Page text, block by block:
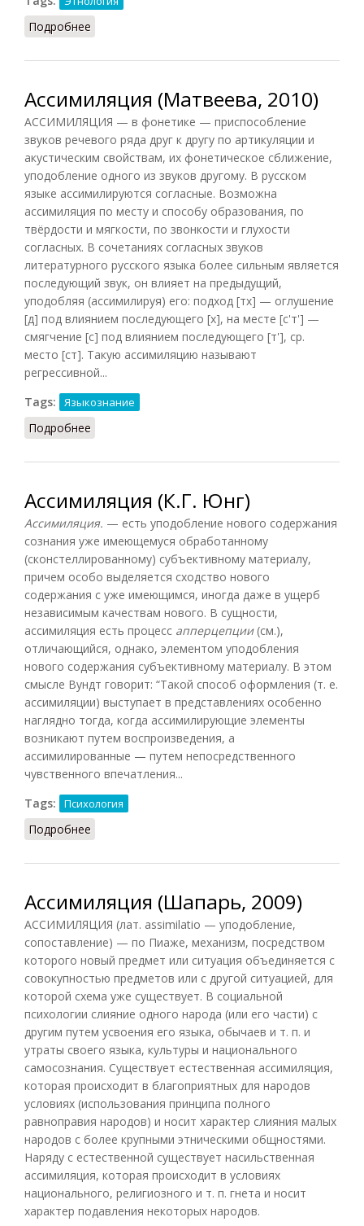
Подробнее
Ассимиляция (Матвеева, 2010)
АССИМИЛЯЦИЯ — в фонетике — приспособление
звуков речевого ряда друг к другу по артикуляции и
акустическим свойствам, их фонетическое сближение,
уподобление одного из звуков другому. В русском
языке ассимилируются согласные. Возможна
ассимиляция по месту и способу образования, по
твёрдости и мягкости, по звонкости и глухости
согласных. В сочетаниях согласных звуков
литературного русского языка более сильным является
последующий звук, он влияет на предыдущий,
уподобляя (ассимилируя) его: подход [тх] — оглушение
[д] под влиянием последующего [х], на месте [с'т'] —
смягчение [с] под влиянием последующего [т'], ср.
место [ст]. Такую ассимиляцию называют
регрессивной...
Tags:
Языкознание
Подробнее
Ассимиляция (К.Г. Юнг)
Ассимиляция. — есть уподобление нового содержания
сознания уже имеющемуся обработанному
(сконстеллированному) субъективному материалу,
причем особо выделяется сходство нового
содержания с уже имеющимся, иногда даже в ущерб
независимым качествам нового. В сущности,
ассимиляция есть процесс апперцепции(см.),
отличающийся, однако, элементом уподобления
нового содержания субъективному материалу. В этом
смысле Вундт говорит: “Такой способ оформления (т. е.
ассимиляции) выступает в представлениях особенно
наглядно тогда, когда ассимилирующие элементы
возникают путем воспроизведения, а
ассимилированные — путем непосредственного
чувственного впечатления...
Tags:
Психология
Подробнее
Ассимиляция (Шапарь, 2009)
АССИМИЛЯЦИЯ (лат. assimilatio — уподобление,
сопоставление) — по Пиаже, механизм, посредством
которого новый предмет или ситуация объединяется с
совокупностью предметов или с другой ситуацией, для
которой схема уже существует. В социальной
психологии слияние одного народа (или его части) с
другим путем усвоения его языка, обычаев и т. п. и
утраты своего языка, культуры и национального
самосознания. Существует естественная ассимиляция,
которая происходит в благоприятных для народов
условиях (использования принципа полного
равноправия народов) и носит характер слияния малых
народов с более крупными этническими общностями.
Наряду с естественной существует насильственная
ассимиляция, которая происходит в условиях
национального, религиозного и т. п. гнета и носит
характер подавления некоторых народов.